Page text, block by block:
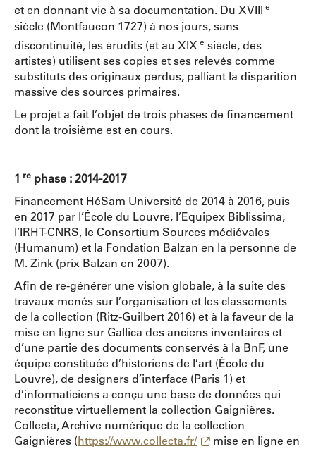
et en donnant vie à sa documentation. Du XVIII e
siècle (Montfaucon 1727) à nos jours, sans
discontinuité, les érudits (et au XIX e siècle, des
artistes) utilisent ses copies et ses relevés comme
substituts des originaux perdus, palliant la disparition
massive des sources primaires.
Le projet a fait l’objet de trois phases de financement
dont la troisième est en cours.
1 re phase : 2014-2017
Financement HéSam Université de 2014 à 2016, puis
en 2017 par l’École du Louvre, l’Equipex Biblissima,
l’IRHT-CNRS, le Consortium Sources médiévales
(Humanum) et la Fondation Balzan en la personne de
M. Zink (prix Balzan en 2007).
Afin de re-générer une vision globale, à la suite des
travaux menés sur l’organisation et les classements
de la collection (Ritz-Guilbert 2016) et à la faveur de la
mise en ligne sur Gallica des anciens inventaires et
d’une partie des documents conservés à la BnF, une
équipe constituée d’historiens de l’art (École du
Louvre), de designers d’interface (Paris 1) et
d’informaticiens a conçu une base de données qui
reconstitue virtuellement la collection Gaignières.
Collecta, Archive numérique de la collection
Gaignières (https://www.collecta.fr/
mise en ligne en